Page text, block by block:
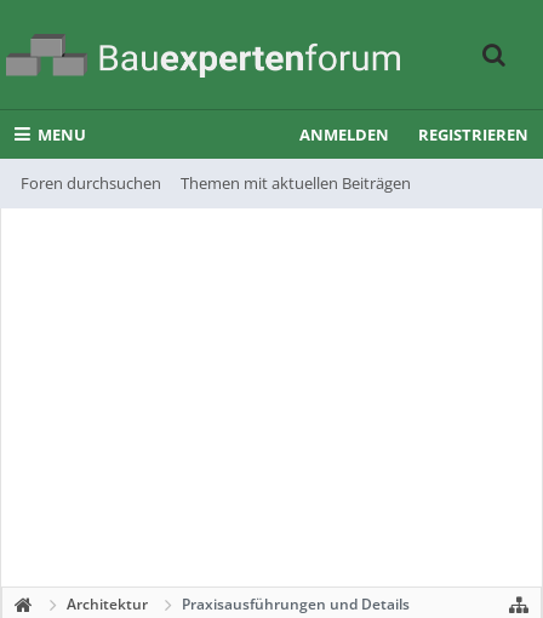
MENU
Foren durchsuchen Themen mit aktuellen Beiträgen
ANMELDEN REGISTRIEREN
Architektur Praxisausführungen und Details